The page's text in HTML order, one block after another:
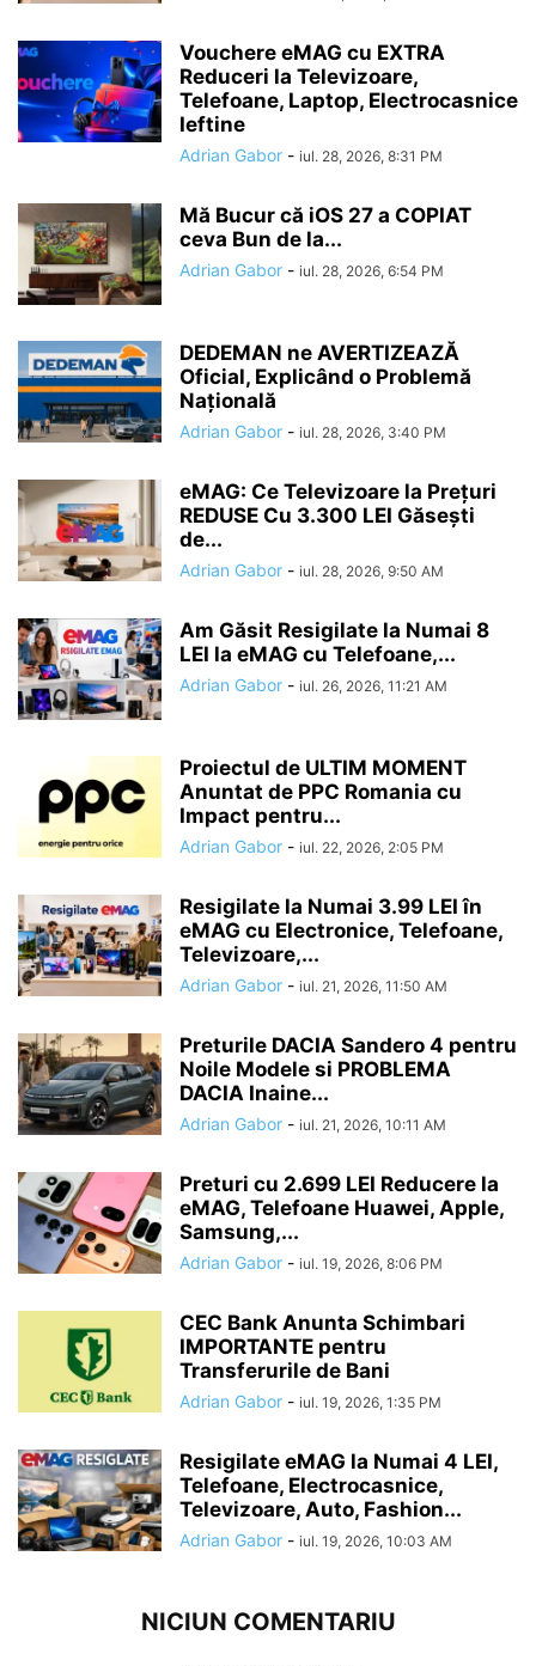
Vouchere eMAG cu EXTRA
Reduceri la Televizoare,
Telefoane, Laptop, Electrocasnice
Ieftine
Adrian Gabor - iul. 28, 2026, 8:31 PM
Mă Bucur că iOS 27 a COPIAT
ceva Bun de la...
Adrian Gabor - iul. 28, 2026, 6:54 PM
DEDEMAN ne AVERTIZEAZĂ
Oficial, Explicând o Problemă
Națională
Adrian Gabor - iul. 28, 2026, 3:40 PM
eMAG: Ce Televizoare la Prețuri
REDUSE Cu 3.300 LEI Găsești
de...
Adrian Gabor - iul. 28, 2026, 9:50 AM
Am Găsit Resigilate la Numai 8
LEI la eMAG cu Telefoane,...
Adrian Gabor - iul. 26, 2026, 11:21 AM
Proiectul de ULTIM MOMENT
Anuntat de PPC Romania cu
Impact pentru...
Adrian Gabor - iul. 22, 2026, 2:05 PM
Resigilate la Numai 3.99 LEI în
eMAG cu Electronice, Telefoane,
Televizoare,...
Adrian Gabor - iul. 21, 2026, 11:50 AM
Preturile DACIA Sandero 4 pentru
Noile Modele si PROBLEMA
DACIA Inaine...
Adrian Gabor - iul. 21, 2026, 10:11 AM
Preturi cu 2.699 LEI Reducere la
eMAG, Telefoane Huawei, Apple,
Samsung,...
Adrian Gabor - iul. 19, 2026, 8:06 PM
CEC Bank Anunta Schimbari
IMPORTANTE pentru
Transferurile de Bani
Adrian Gabor - iul. 19, 2026, 1:35 PM
Resigilate eMAG la Numai 4 LEI,
Telefoane, Electrocasnice,
Televizoare, Auto, Fashion...
Adrian Gabor - iul. 19, 2026, 10:03 AM
NICIUN COMENTARIU